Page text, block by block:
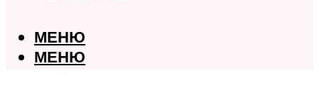
МЕНЮ
МЕНЮ